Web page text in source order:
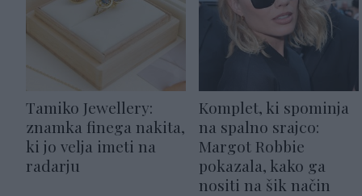
Tamiko Jewellery:
znamka finega nakita,
ki jo velja imeti na
radarju
Komplet, ki spominja
na spalno srajco:
Margot Robbie
pokazala, kako ga
nositi na šik način